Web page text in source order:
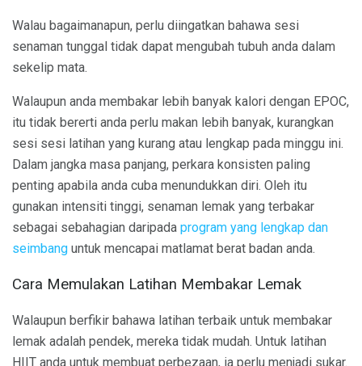
Walau bagaimanapun, perlu diingatkan bahawa sesi
senaman tunggal tidak dapat mengubah tubuh anda dalam
sekelip mata.
Walaupun anda membakar lebih banyak kalori dengan EPOC,
itu tidak bererti anda perlu makan lebih banyak, kurangkan
sesi sesi latihan yang kurang atau lengkap pada minggu ini.
Dalam jangka masa panjang, perkara konsisten paling
penting apabila anda cuba menundukkan diri. Oleh itu
gunakan intensiti tinggi, senaman lemak yang terbakar
sebagai sebahagian daripada program yang lengkap dan
seimbang untuk mencapai matlamat berat badan anda.
Cara Memulakan Latihan Membakar Lemak
Walaupun berfikir bahawa latihan terbaik untuk membakar
lemak adalah pendek, mereka tidak mudah. Untuk latihan
HIIT anda untuk membuat perbezaan, ia perlu menjadi sukar.